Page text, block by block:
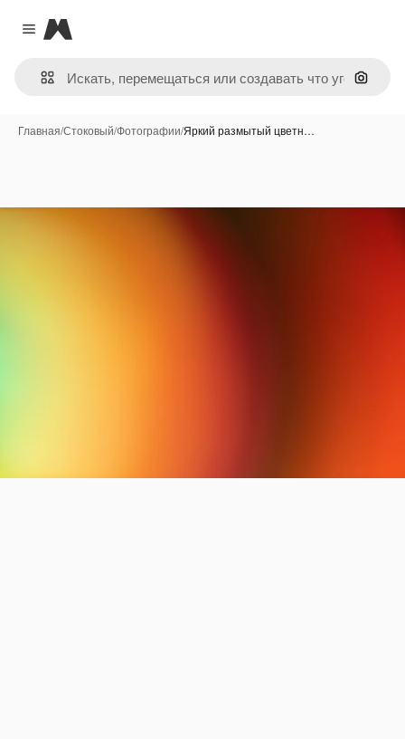
Close menu
Magnific
Поиск
Главная/Стоковый/Фотографии/Яркий размытый цветн…